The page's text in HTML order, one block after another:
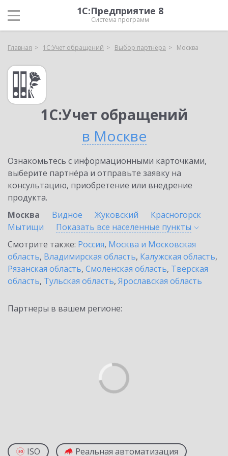
1С:Предприятие 8
Система программ
Главная 1С:Учет обращений Выбор партнёра Москва
1С:Учет обращений
в Москве
Ознакомьтесь с информационными карточками,
выберите партнёра и отправьте заявку на
консультацию, приобретение или внедрение
продукта.
Москва
Видное Жуковский
Красногорск
Мытищи
Показать все населенные пункты
Смотрите также: Россия, Москва и Московская
область, Владимирская область, Калужская область,
Рязанская область, Смоленская область, Тверская
область, Тульская область, Ярославская область
Партнеры в вашем регионе:
ISO Реальная автоматизация